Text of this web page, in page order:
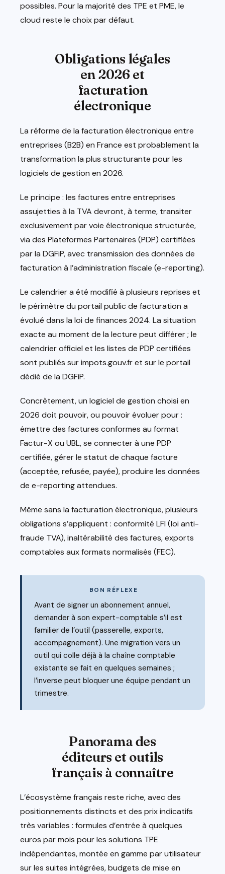
possibles. Pour la majorité des TPE et PME, le
cloud reste le choix par défaut.
Obligations légales
en 2026 et
facturation
électronique
La réforme de la facturation électronique entre
entreprises (B2B) en France est probablement la
transformation la plus structurante pour les
logiciels de gestion en 2026.
Le principe : les factures entre entreprises
assujetties à la TVA devront, à terme, transiter
exclusivement par voie électronique structurée,
via des Plateformes Partenaires (PDP) certifiées
par la DGFiP, avec transmission des données de
facturation à l’administration fiscale (e-reporting).
Le calendrier a été modifié à plusieurs reprises et
le périmètre du portail public de facturation a
évolué dans la loi de finances 2024. La situation
exacte au moment de la lecture peut différer ; le
calendrier officiel et les listes de PDP certifiées
sont publiés sur impots.gouv.fr et sur le portail
dédié de la DGFiP.
Concrètement, un logiciel de gestion choisi en
2026 doit pouvoir, ou pouvoir évoluer pour :
émettre des factures conformes au format
Factur-X ou UBL, se connecter à une PDP
certifiée, gérer le statut de chaque facture
(acceptée, refusée, payée), produire les données
de e-reporting attendues.
Même sans la facturation électronique, plusieurs
obligations s’appliquent : conformité LFI (loi anti-
fraude TVA), inaltérabilité des factures, exports
comptables aux formats normalisés (FEC).
BON RÉFLEXE
Avant de signer un abonnement annuel,
demander à son expert-comptable s’il est
familier de l’outil (passerelle, exports,
accompagnement). Une migration vers un
outil qui colle déjà à la chaîne comptable
existante se fait en quelques semaines ;
l’inverse peut bloquer une équipe pendant un
trimestre.
Panorama des
éditeurs et outils
français à connaître
L’écosystème français reste riche, avec des
positionnements distincts et des prix indicatifs
très variables : formules d’entrée à quelques
euros par mois pour les solutions TPE
indépendantes, montée en gamme par utilisateur
sur les suites intégrées, budgets de mise en